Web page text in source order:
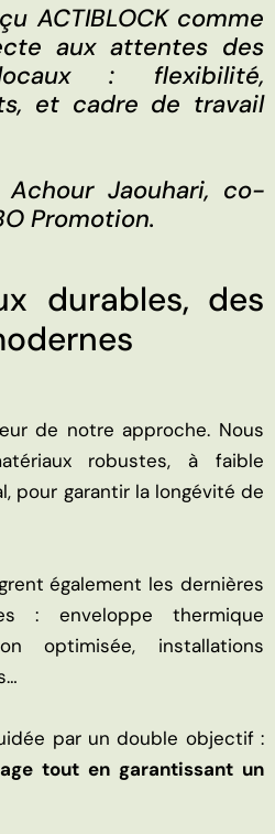
ACTIBLOCK comme
aux attentes des
: flexibilité,
et cadre de travail
Jaouhari, co-
Promotion.
durables, des
de notre approche. Nous
robustes, à faible
pour garantir la longévité de
également les dernières
: enveloppe thermique
optimisée, installations
par un double objectif :
tout en garantissant un